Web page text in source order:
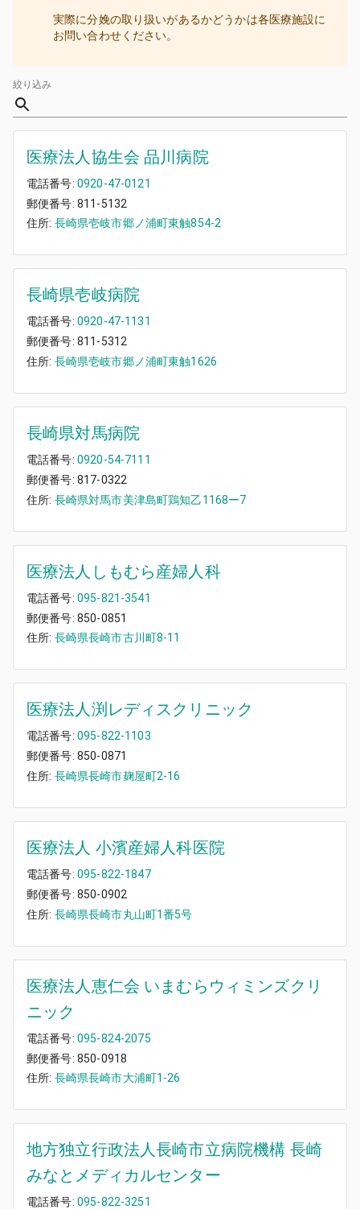
実際に分娩の取り扱いがあるかどうかは各医療施設に
お問い合わせください。
絞り込み
医療法人協生会 品川病院
電話番号: 0920-47-0121
郵便番号: 811-5132
住所: 長崎県壱岐市郷ノ浦町東触854-2
長崎県壱岐病院
電話番号: 0920-47-1131
郵便番号: 811-5312
住所: 長崎県壱岐市郷ノ浦町東触1626
長崎県対馬病院
電話番号: 0920-54-7111
郵便番号: 817-0322
住所: 長崎県対馬市美津島町鶏知乙1168ー7
医療法人しもむら産婦人科
電話番号: 095-821-3541
郵便番号: 850-0851
住所: 長崎県長崎市古川町8-11
医療法人渕レディスクリニック
電話番号: 095-822-1103
郵便番号: 850-0871
住所: 長崎県長崎市麹屋町2-16
医療法人 小濱産婦人科医院
電話番号: 095-822-1847
郵便番号: 850-0902
住所: 長崎県長崎市丸山町1番5号
医療法人恵仁会 いまむらウィミンズクリ
ニック
電話番号: 095-824-2075
郵便番号: 850-0918
住所: 長崎県長崎市大浦町1-26
地方独立行政法人長崎市立病院機構 長崎
みなとメディカルセンター
電話番号: 095-822-3251